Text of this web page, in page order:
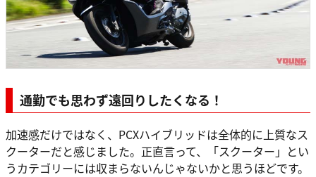
通勤でも思わず遠回りしたくなる！
加速感だけではなく、PCXハイブリッドは全体的に上質なス
クーターだと感じました。正直言って、「スクーター」とい
うカテゴリーには収まらないんじゃないかと思うほどです。